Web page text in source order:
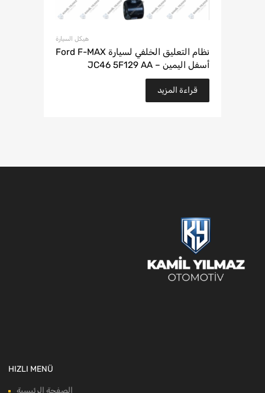
هيكل السيارة
نظام التعليق الخلفي لسيارة Ford F-MAX
أسفل اليمين – JC46 5F129 AA
قراءة المزيد
HIZLI MENÜ
الصفحة الرئيسية